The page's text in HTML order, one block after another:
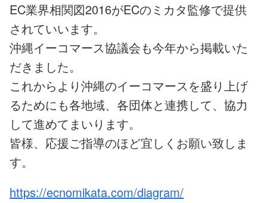
EC業界相関図2016がECのミカタ監修で提供
されていいます。
沖縄イーコマース協議会も今年から掲載いた
だきました。
これからより沖縄のイーコマースを盛り上げ
るためにも各地域、各団体と連携して、協力
して進めてまいります。
皆様、応援ご指導のほど宜しくお願い致しま
す。
https://ecnomikata.com/diagram/